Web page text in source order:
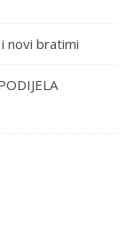
novi bratimi